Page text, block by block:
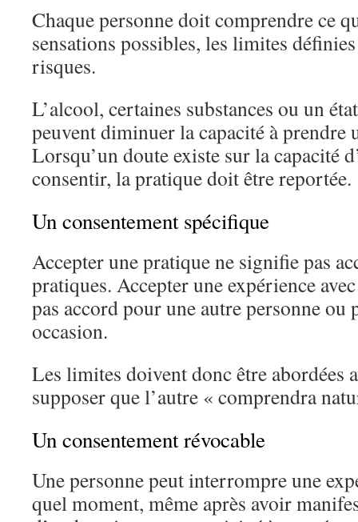
Chaque personne doit comprendre ce
sensations possibles, les limites
risques.
L’alcool, certaines substances ou un
peuvent diminuer la capacité à prendre
Lorsqu’un doute existe sur la capacité
consentir, la pratique doit être reportée.
Un consentement spécifique
Accepter une pratique ne signifie pas
pratiques. Accepter une expérience
pas accord pour une autre personne ou
occasion.
Les limites doivent donc être abordées
supposer que l’autre « comprendra
Un consentement révocable
Une personne peut interrompre une
quel moment, même après avoir